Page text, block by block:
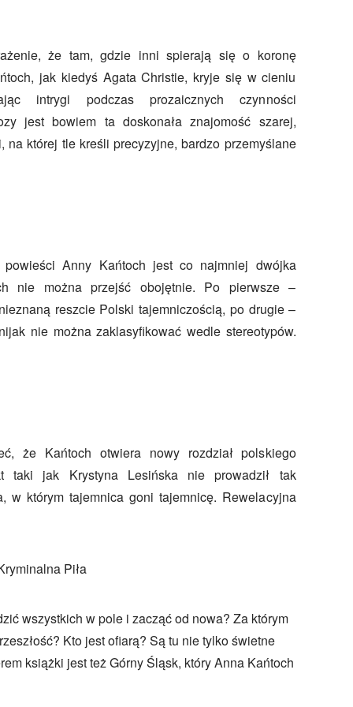
że tam, gdzie inni spierają się o koronę
jak kiedyś Agata Christie, kryje się w cieniu
intrygi podczas prozaicznych czynności
jest bowiem ta doskonała znajomość szarej,
na której tle kreśli precyzyjne, bardzo przemyślane
Anny Kańtoch jest co najmniej dwójka
nie można przejść obojętnie. Po pierwsze –
reszcie Polski tajemniczością, po drugie –
nie można zaklasyfikować wedle stereotypów.
że Kańtoch otwiera nowy rozdział polskiego
taki jak Krystyna Lesińska nie prowadził tak
w którym tajemnica goni tajemnicę. Rewelacyjna
Piła
wszystkich w pole i zacząć od nowa? Za którym
Kto jest ofiarą? Są tu nie tylko świetne
książki jest też Górny Śląsk, który Anna Kańtoch